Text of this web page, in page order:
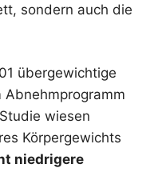
sondern auch die
übergewichtige
Abnehmprogramm
wiesen
Körpergewichts
niedrigere